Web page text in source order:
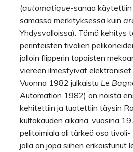
(automatique-sanaa
samassa merkityksessä kuin
Yhdysvalloissa). Tämä kehitys
perinteisten tivolien
jolloin flipperin tapaisten
viereen ilmestyivät elektroniset
Vuonna 1982 julkaistu Le
Automation 1982) on noista
kehitettiin ja tuotettiin täysin
kultakauden aikana, vuosina
pelitoimiala oli tärkeä osa tivoli-
jolla on jopa siihen erikoistunut